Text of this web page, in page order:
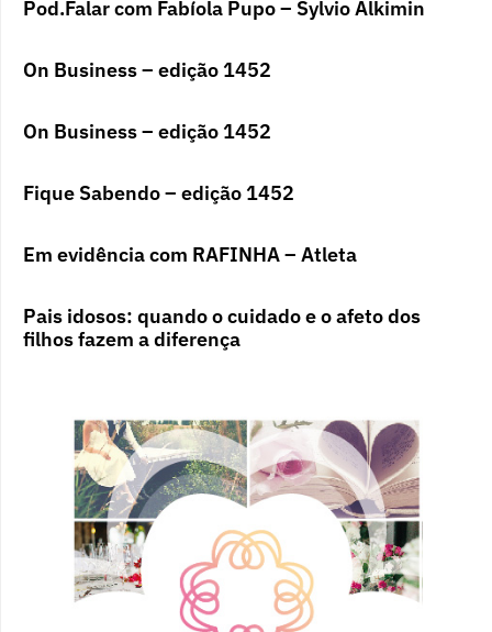
Pod.Falar com Fabíola Pupo – Sylvio Alkimin
On Business – edição 1452
On Business – edição 1452
Fique Sabendo – edição 1452
Em evidência com RAFINHA – Atleta
Pais idosos: quando o cuidado e o afeto dos
filhos fazem a diferença